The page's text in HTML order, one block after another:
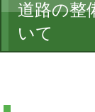
文
道路の整
いて